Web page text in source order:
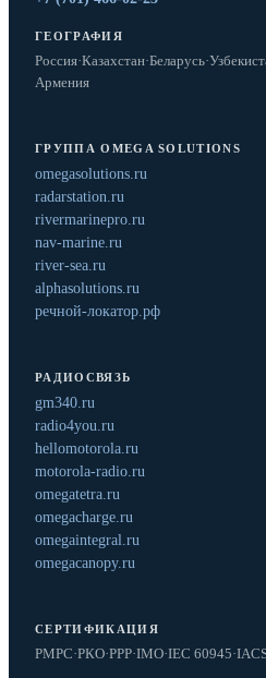
ГЕОГРАФИЯ
Россия·Казахстан·Беларусь·
Армения
ГРУППА OMEGA SOLUTIONS
omegasolutions.ru
radarstation.ru
rivermarinepro.ru
nav-marine.ru
river-sea.ru
alphasolutions.ru
речной-локатор.рф
РАДИОСВЯЗЬ
gm340.ru
radio4you.ru
hellomotorola.ru
motorola-radio.ru
omegatetra.ru
omegacharge.ru
omegaintegral.ru
omegacanopy.ru
СЕРТИФИКАЦИЯ
РМРС·РКО·РРР·IMO·IEC 60945·